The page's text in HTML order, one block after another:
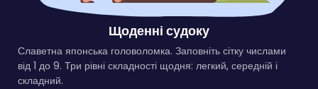
Щоденні судоку
Славетна японська головоломка. Заповніть сітку числами
від 1 до 9. Три рівні складності щодня: легкий, середній і
складний.